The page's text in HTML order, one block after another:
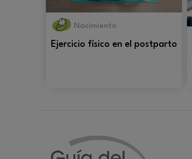
Nacimiento
Ejercicio físico en el postparto